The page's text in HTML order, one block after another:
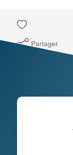
Partager